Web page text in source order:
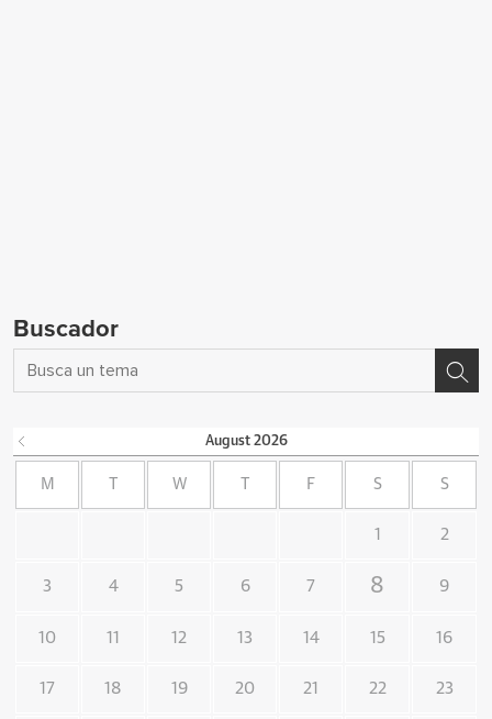
Buscador
August 2026
M W F S S
1 2
3 4 5 6 7 8 9
10 11 12 13 14 15 16
17 18 19 20 21 22 23